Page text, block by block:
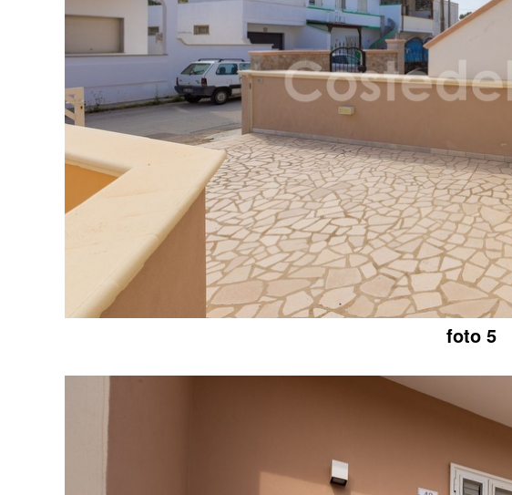
foto 5